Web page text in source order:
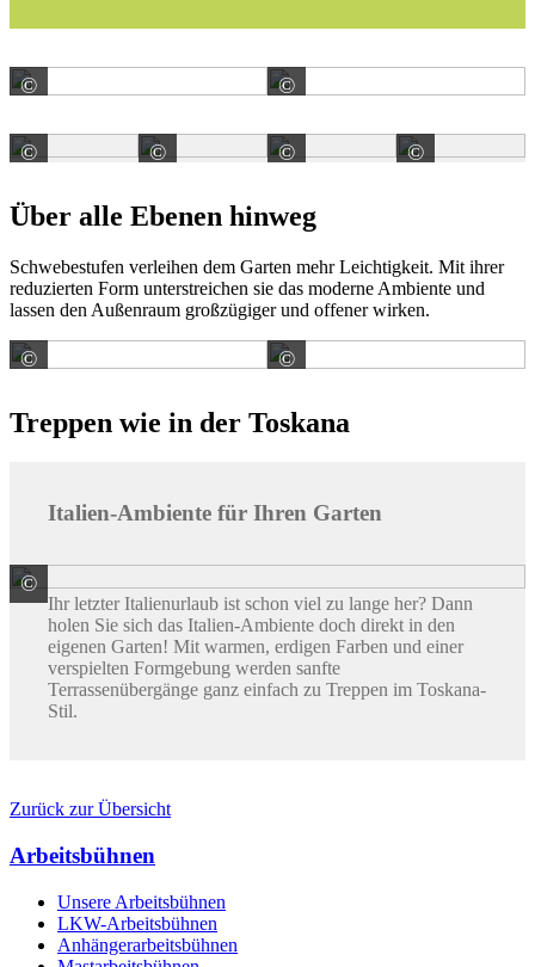
© KANN GmbH Baustoffwerke
©
© Klostermann GmbH & Co. KG
© Klostermann GmbH & Co. KG
© Klostermann GmbH &
©
Über alle Ebenen hinweg
Schwebestufen verleihen dem Garten mehr Leichtigkeit. Mit ihrer
reduzierten Form unterstreichen sie das moderne Ambiente und
lassen den Außenraum großzügiger und offener wirken.
© METTEN Stein+Design GmbH & Co. KG
©
Treppen wie in der Toskana
Italien-Ambiente für Ihren Garten
©
KANN GmbH Baustoffwerke
Ihr letzter Italienurlaub ist schon viel zu lange her? Dann
holen Sie sich das Italien-Ambiente doch direkt in den
eigenen Garten! Mit warmen, erdigen Farben und einer
verspielten Formgebung werden sanfte
Terrassenübergänge ganz einfach zu Treppen im Toskana-
Stil.
Zurück zur Übersicht
Arbeitsbühnen
Unsere Arbeitsbühnen
LKW-Arbeitsbühnen
Anhängerarbeitsbühnen